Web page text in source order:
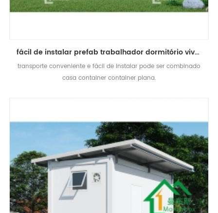
fácil de instalar prefab trabalhador dormitório vivendo flat pack casa recipiente
transporte conveniente e fácil de instalar pode ser combinado
casa container container plana.